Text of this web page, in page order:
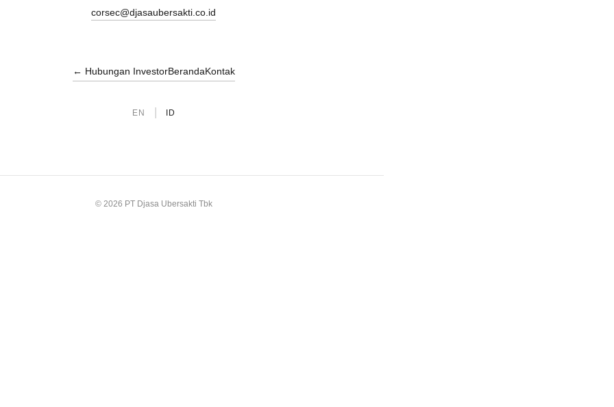
corsec@djasaubersakti.co.id
← Hubungan InvestorBerandaKontak
EN | ID
© 2026 PT Djasa Ubersakti Tbk